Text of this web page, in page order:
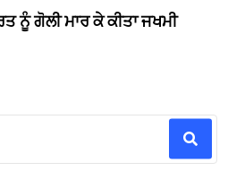
ਨੂੰ ਗੋਲੀ ਮਾਰ ਕੇ ਕੀਤਾ ਜਖਮੀ